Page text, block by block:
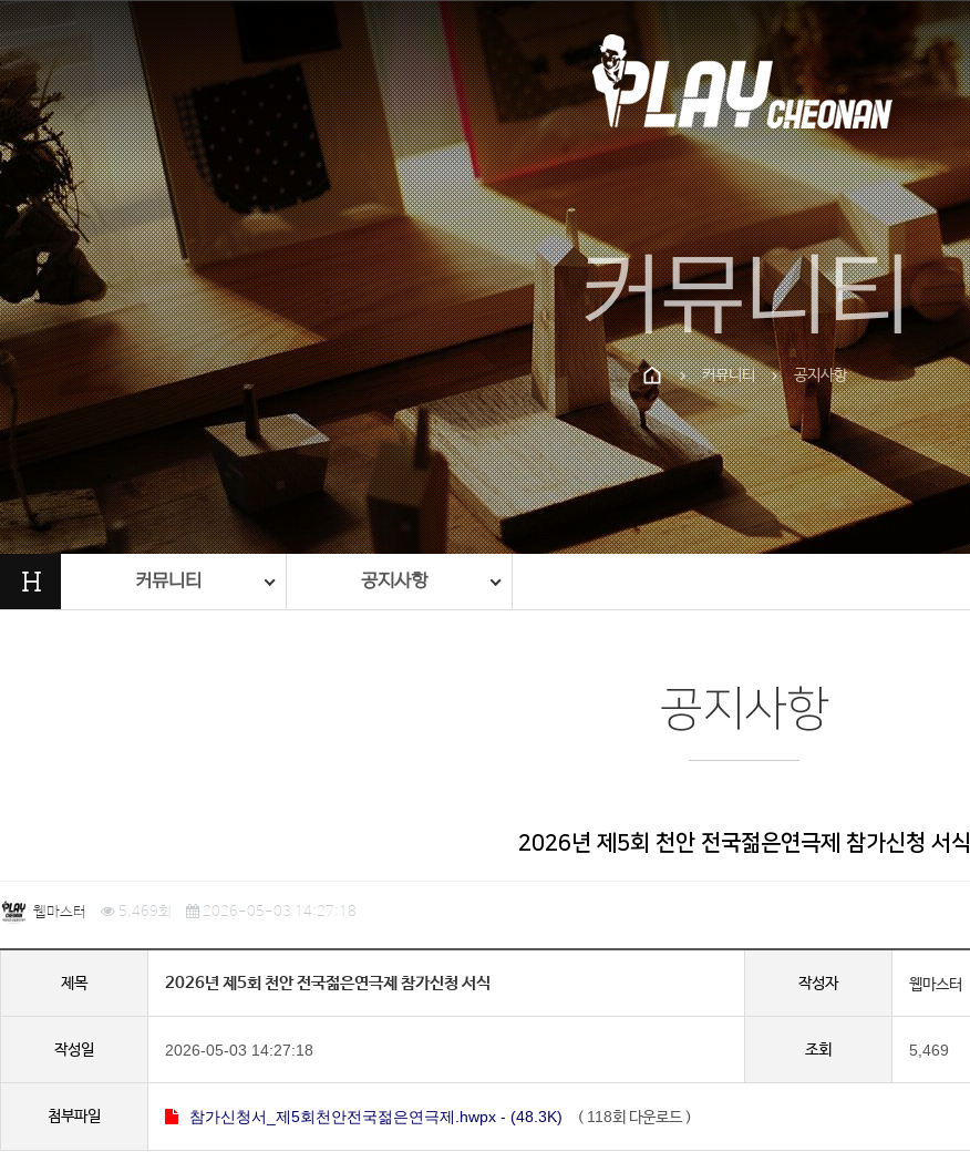
커뮤니티
chevron_right 커뮤니티 chevron_right 공지사항
H 커뮤니티 공지사항
공지사항
2026년 제5회 천안 전국젊은연극제 참가신청 서식
웹마스터 5,469회 2026-05-03 14:27:18
제목 2026년 제5회 천안 전국젊은연극제 참가신청 서식 작성자 웹마스터
작성일 2026-05-03 14:27:18 조회 5,469
첨부파일 참가신청서_제5회천안전국젊은연극제.hwpx - (48.3K) ( 118회 다운로드 )